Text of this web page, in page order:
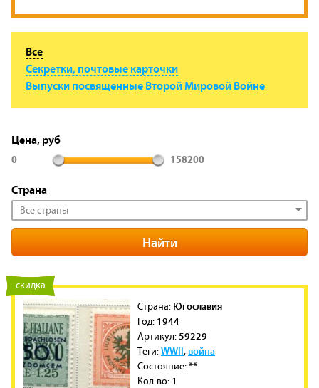
Все
Секретки, почтовые карточки
Выпуски посвященные Второй Мировой Войне
Цена, руб
0 158200
Страна
Все страны
новинка
скидка
Cтрана: Югославия
Год: 1944
Артикул: 59229
Теги:WWII,война
Состояние:**
Кол-во: 1